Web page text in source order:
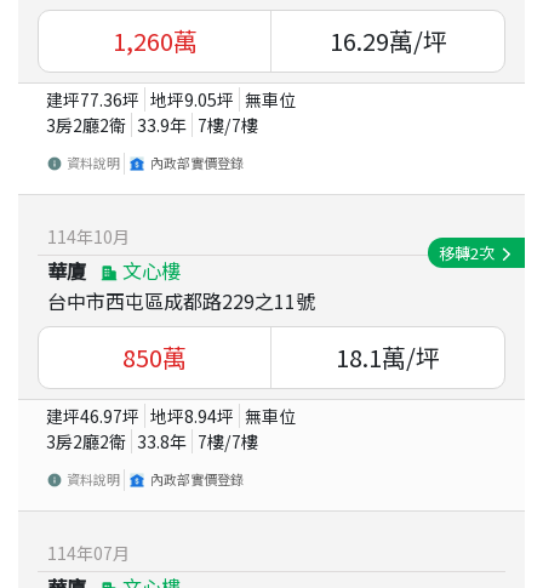
1,260萬 16.29萬/坪
建坪77.36坪 地坪9.05坪 無車位
3房2廳2衛 33.9年 7樓/7樓
資料說明 內政部實價登錄
114年10月
華廈
文心樓
台中市西屯區成都路229之11號
移轉2次
850萬 18.1萬/坪
建坪46.97坪 地坪8.94坪 無車位
3房2廳2衛 33.8年 7樓/7樓
資料說明 內政部實價登錄
114年07月